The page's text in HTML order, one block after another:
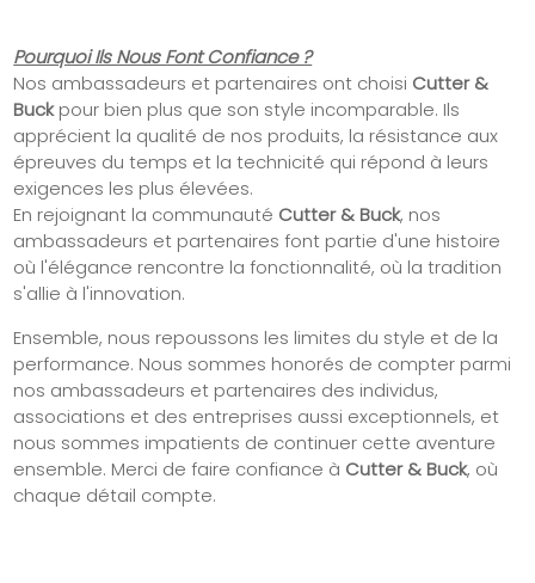
Pourquoi Ils Nous Font Confiance ?
Nos ambassadeurs et partenaires ont choisi Cutter &
Buckpour bien plus que son style incomparable. Ils
apprécient la qualité de nos produits, la résistance aux
épreuves du temps et la technicité qui répond à leurs
exigences les plus élevées.
En rejoignant la communauté Cutter & Buck, nos
ambassadeurs et partenaires font partie d'une histoire
où l'élégance rencontre la fonctionnalité, où la tradition
s'allie à l'innovation.
Ensemble, nous repoussons les limites du style et de la
performance. Nous sommes honorés de compter parmi
nos ambassadeurs et partenaires des individus,
associations et des entreprises aussi exceptionnels, et
nous sommes impatients de continuer cette aventure
ensemble. Merci de faire confiance à Cutter & Buck, où
chaque détail compte.